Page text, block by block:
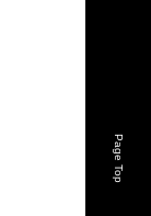
Page Top